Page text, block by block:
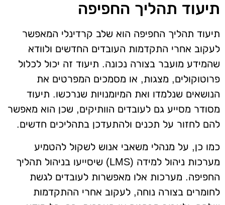
תיעוד תהליך החפיפה
תיעוד תהליך החפיפה הוא שלב קרדינלי המאפשר
לעקוב אחרי התקדמות העובדים החדשים ולוודא
שהמידע מועבר בצורה נכונה. תיעוד זה יכול לכלול
פרוטוקולים, מצגות, או מסמכים המפרטים את
הנושאים שנלמדו ואת המיומנויות שנרכשו. תיעוד
מסודר מסייע גם לעובדים הוותיקים, שכן הוא מאפשר
להם לחזור על תכנים ולהתעדכן בתהליכים חדשים.
כמו כן, על מנהלי משאבי אנוש לשקול להטמיע
מערכות ניהול למידה (LMS) שיסייעו בניהול תהליך
החפיפה. מערכות אלו מאפשרות לעובדים לגשת
לחומרים בצורה נוחה, לעקוב אחרי ההתקדמות